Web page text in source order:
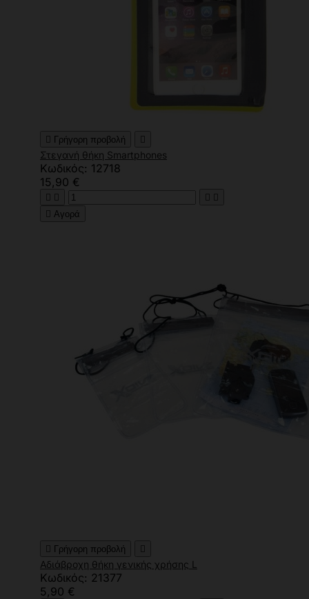
 Γρήγορη προβολή 
Στεγανή θήκη Smartphones
Κωδικός: 12718
15,90 €
   
 Αγορά
 Γρήγορη προβολή 
Αδιάβροχη θήκη γενικής χρήσης L
Κωδικός: 21377
5,90 €